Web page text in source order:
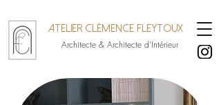
Atelier Clémence Fleytoux
Architecte & Architecte d'Intérieur